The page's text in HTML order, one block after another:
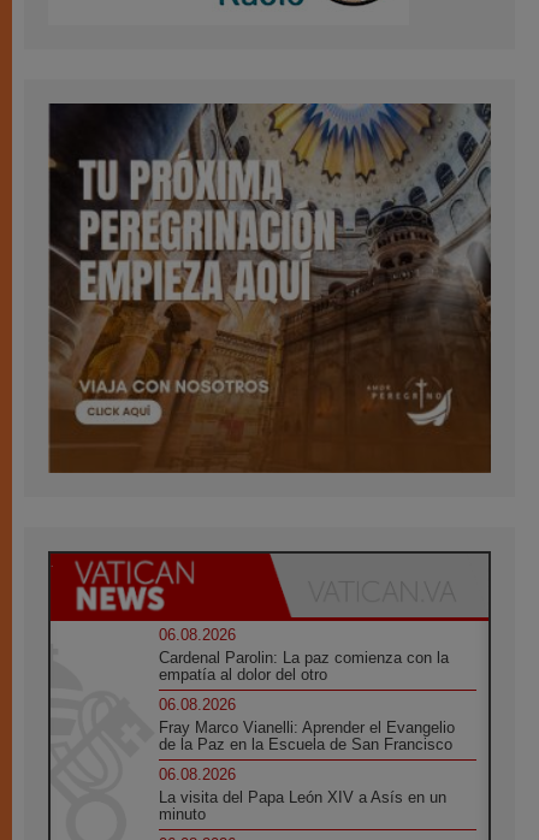
06.08.2026
Cardenal Parolin: La paz comienza con la
empatía al dolor del otro
06.08.2026
Fray Marco Vianelli: Aprender el Evangelio
de la Paz en la Escuela de San Francisco
06.08.2026
La visita del Papa León XIV a Asís en un
minuto